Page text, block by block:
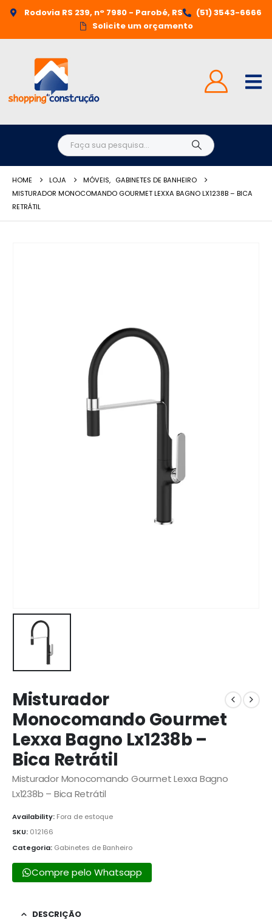
Rodovia RS 239, n° 7980 - Parobé, RS
(51) 3543-6666
Solicite um orçamento
HOME LOJA MÓVEIS, GABINETES DE BANHEIRO
MISTURADOR MONOCOMANDO GOURMET LEXXA BAGNO LX1238B – BICA
RETRÁTIL
Misturador
Monocomando Gourmet
Lexxa Bagno Lx1238b –
Bica Retrátil
Misturador Monocomando Gourmet Lexxa Bagno
Lx1238b – Bica Retrátil
Availability: Fora de estoque
SKU: 012166
Categoria: Gabinetes de Banheiro
Compre pelo Whatsapp
DESCRIÇÃO